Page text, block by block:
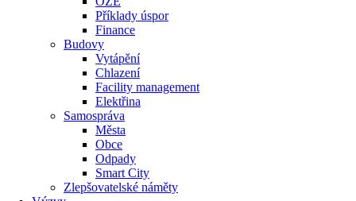
Příklady úspor
Finance
Budovy
Vytápění
Chlazení
Facility management
Elektřina
Samospráva
Města
Obce
Odpady
Smart City
Zlepšovatelské náměty